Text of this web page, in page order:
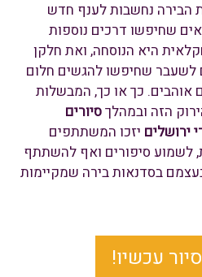
הבירה נחשבות לענף חדש
שחיפשו דרכים נוספות
היא הנוסחה, ואת חלקן
לשעבר שחיפשו להגשים חלום
כך או כך, המבשלות
הזה ובמהלךסיורים
ירושלים יזכו המשתתפים
לשמוע סיפורים ואף להשתתף
בסדנאות בירה שמקיימות
עכשיו!